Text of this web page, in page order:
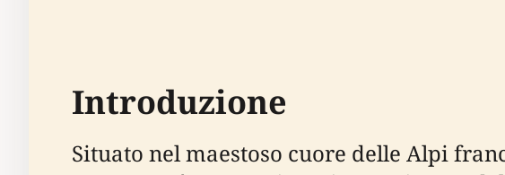
Introduzione
Situato nel maestoso cuore delle Alpi